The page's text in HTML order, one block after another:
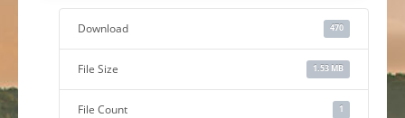
Download 470
File Size 1.53 MB
File Count 1